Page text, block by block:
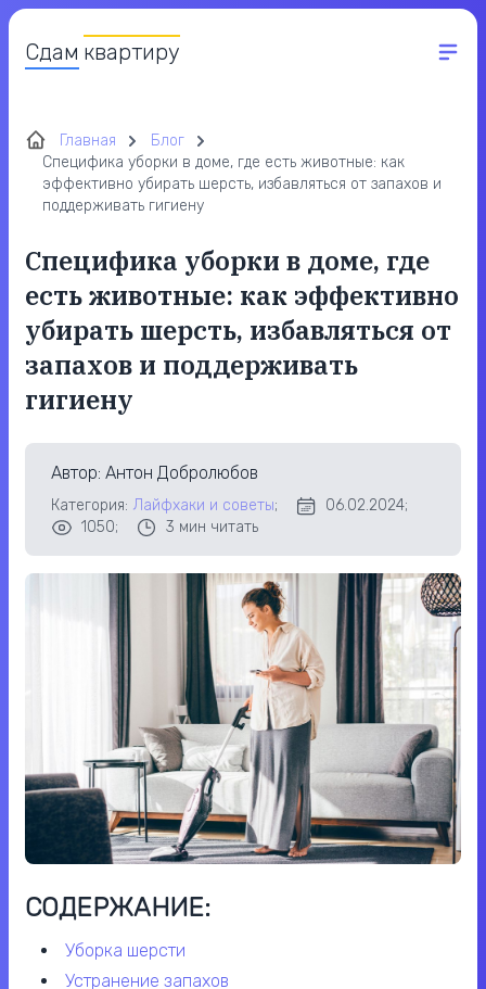
Сдам квартиру
Главная
Блог
Специфика уборки в доме, где есть животные: как
эффективно убирать шерсть, избавляться от запахов и
поддерживать гигиену
Специфика уборки в доме, где
есть животные: как эффективно
убирать шерсть, избавляться от
запахов и поддерживать
гигиену
Автор: Антон Добролюбов
Категория: Лайфхаки и советы;
06.02.2024;
1050;
3 мин читать
СОДЕРЖАНИЕ:
уборка шерсти
устранение запахов